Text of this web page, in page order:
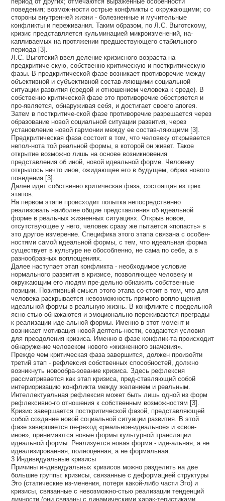
поведения; возмож-ности острые конфликты с окружающими; со
стороны внутренней жизни - болезненные и мучительные
конфликты и переживания. Таким образом, по Л.С. Выготскому,
кризис представляется кульминацией микроизменений, на-
капливаемых на протяжении предшествующего стабильного
периода [3].
Л.С. Выготский ввел деление кризисного возраста на
предкритиче-скую, собственно критическую и посткритическую
фазы. В предкритической фазе возникает противоречие между
объективной и субъективной состав-ляющими социальной
ситуации развития (средой и отношением человека к среде). В
собственно критической фазе это противоречие обостряется и
про-является, обнаруживая себя, и достигает своего апогея.
Затем в посткритиче-ской фазе противоречие разрешается через
образование новой социальной ситуации развития, через
установление новой гармонии между ее состав-ляющими [3].
Предкритическая фаза состоит в том, что человеку открывается
непол-нота той реальной формы, в которой он живет. Такое
открытие возможно лишь на основе возникновения
представления об иной, новой идеальной форме. Человеку
открылось нечто иное, ожидающее его в будущем, образ нового
поведения [3].
Далее идет собственно критическая фаза, состоящая из трех
этапов.
На первом этапе происходит попытка непосредственно
реализовать наиболее общие представления об идеальной
форме в реальных жизненных ситуациях. Открыв новое,
отсутствующее у него, человек сразу же пытается «попасть» в
это другое измерение. Специфика этого этапа связана с особен-
ностями самой идеальной формы, с тем, что идеальная форма
существует в культуре не обособленно, не сама по себе, а в
разнообразных воплощениях.
Далее наступает этап конфликта - необходимое условие
нормального развития в кризисе, позволяющее человеку и
окружающим его людям пре-дельно обнажить собственные
позиции. Позитивный смысл этого этапа со-стоит в том, что для
человека раскрывается невозможность прямого вопло-щения
идеальной формы в реальную жизнь. В конфликте с предельной
ясно-стью обнажаются и эмоционально переживаются преграды
к реализации иде-альной формы. Именно в этот момент и
возникает мотивация новой деятель-ности, создаются условия
для преодоления кризиса. Именно в фазе конфлик-та происходит
обнаружение человеком нового «жизненного значения».
Прежде чем критическая фаза завершится, должен произойти
третий этап - рефлексия собственных способностей, должно
возникнуть новообра-зование кризиса. Здесь рефлексия
рассматривается как этап кризиса, пред-ставляющий собой
интериоризацию конфликта между желанием и реальным.
Интеллектуальная рефлексия может быть лишь одной из форм
рефлексивно-го отношения к собственным возможностям [3].
Кризис завершается посткритической фазой, представляющей
собой создание новой социальной ситуации развития. В этой
фазе завершается пе-реход «реальное-идеальное» и «свое-
иное», принимаются новые формы культурной трансляции
идеальной формы. Реализуется новая форма - иде-альная, а не
идеализированная, полноценная, а не формальная.
3 Индивидуальные кризисы
Причины индивидуальных кризисов можно разделить на две
большие группы: кризисы, связанные с деформацией структуры
Эго (статические из-менения, потеря какой-либо части Эго) и
кризисы, связанные с невозможно-стью реализации тенденций
личности (они связаны с динамическими харак-теристиками